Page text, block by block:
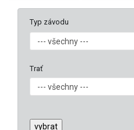
Typ závodu
Trať